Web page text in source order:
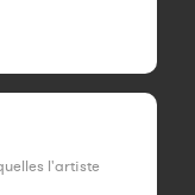
l'artiste